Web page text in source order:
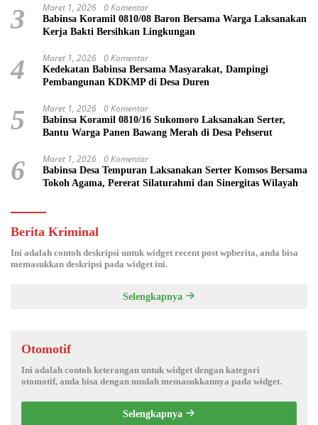
3 Maret 1, 2026 0 Komentar
Babinsa Koramil 0810/08 Baron Bersama Warga Laksanakan
Kerja Bakti Bersihkan Lingkungan
4 Maret 1, 2026 0 Komentar
Kedekatan Babinsa Bersama Masyarakat, Dampingi
Pembangunan KDKMP di Desa Duren
5 Maret 1, 2026 0 Komentar
Babinsa Koramil 0810/16 Sukomoro Laksanakan Serter,
Bantu Warga Panen Bawang Merah di Desa Pehserut
6 Maret 1, 2026 0 Komentar
Babinsa Desa Tempuran Laksanakan Serter Komsos Bersama
Tokoh Agama, Pererat Silaturahmi dan Sinergitas Wilayah
Berita Kriminal
Ini adalah contoh deskripsi untuk widget recent post wpberita, anda bisa
memasukkan deskripsi pada widget ini.
Selengkapnya
Otomotif
Ini adalah contoh keterangan untuk widget dengan kategori
otomotif, anda bisa dengan mudah memasukkannya pada widget.
Selengkapnya